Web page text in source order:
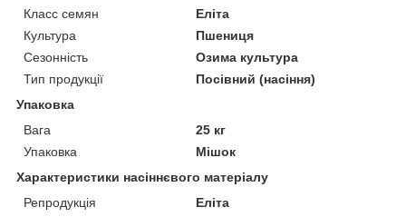
Класс семян
Еліта
Культура
Пшениця
Сезонність
Озима культура
Тип продукції
Посівний (насіння)
Упаковка
Вага
25 кг
Упаковка
Мішок
Характеристики насіннєвого матеріалу
Репродукція
Еліта